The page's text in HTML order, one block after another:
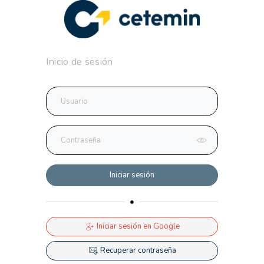
Inicio de sesión
Iniciar sesión
●
Iniciar sesión en Google
Recuperar contraseña